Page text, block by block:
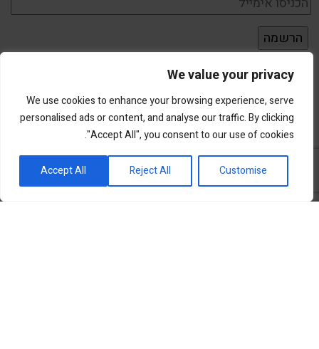
We value your privacy
We use cookies to enhance your browsing experience, serve
personalised ads or content, and analyse our traffic. By clicking
"Accept All", you consent to our use of cookies.
Customise
Reject All
Accept Allפורטל השקעות וחדשנות